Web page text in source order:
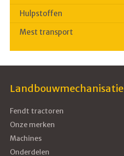
Hulpstoffen
Mest transport
Landbouwmechanisatie
Fendt tractoren
Onze merken
Machines
Onderdelen